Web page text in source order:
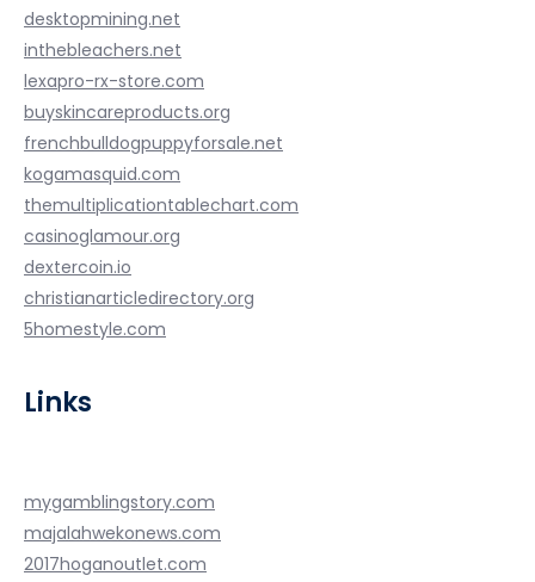
desktopmining.net
inthebleachers.net
lexapro-rx-store.com
buyskincareproducts.org
frenchbulldogpuppyforsale.net
kogamasquid.com
themultiplicationtablechart.com
casinoglamour.org
dextercoin.io
christianarticledirectory.org
5homestyle.com
Links
mygamblingstory.com
majalahwekonews.com
2017hoganoutlet.com